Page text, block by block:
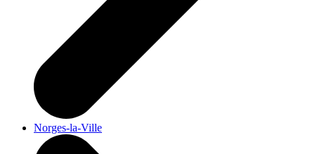
Norges-la-Ville